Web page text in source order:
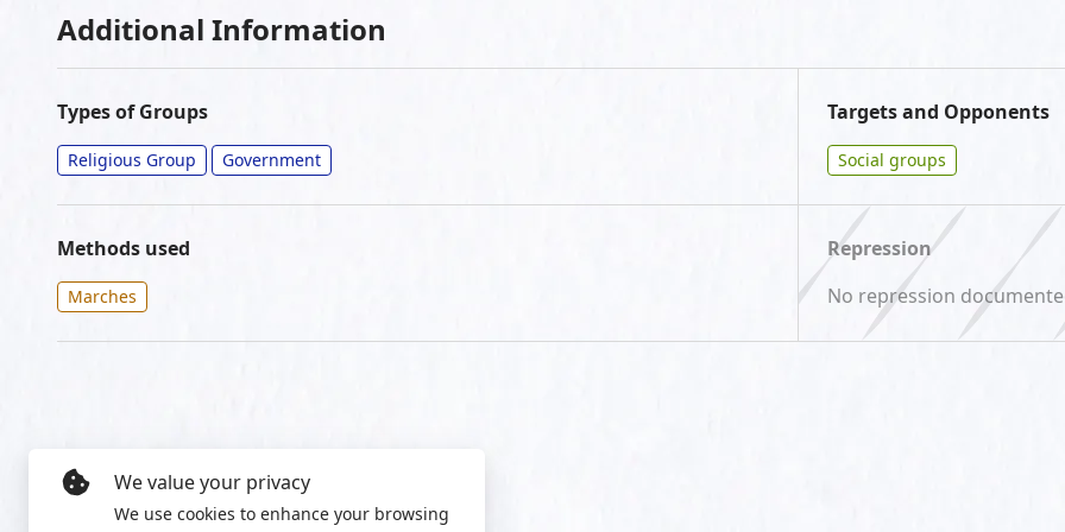
Additional Information
Types of Groups
Religious Group Government
Targets and Opponents
Social groups
Methods used
Marches
Repression
No repression
We value your privacy
We use cookies to enhance your browsing